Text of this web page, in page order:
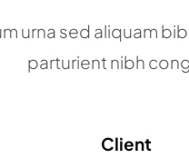
urna sed aliquam
parturient nibh
Client